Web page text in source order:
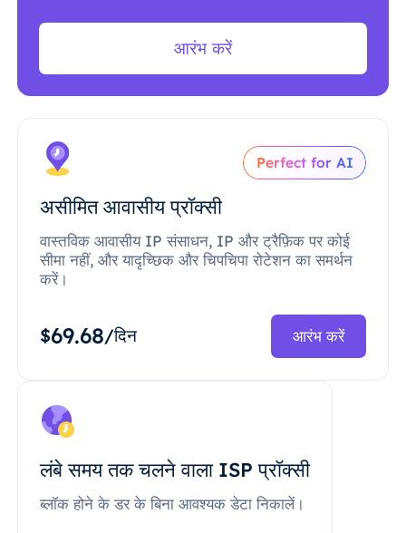
आरंभ करें
Perfect for AI
असीमित आवासीय प्रॉक्सी
वास्तविक आवासीय IP संसाधन, IP और ट्रैफ़िक पर कोई
सीमा नहीं, और यादृच्छिक और चिपचिपा रोटेशन का समर्थन
करें।
$69.68/दिन आरंभ करें
लंबे समय तक चलने वाला ISP प्रॉक्सी
ब्लॉक होने के डर के बिना आवश्यक डेटा निकालें।